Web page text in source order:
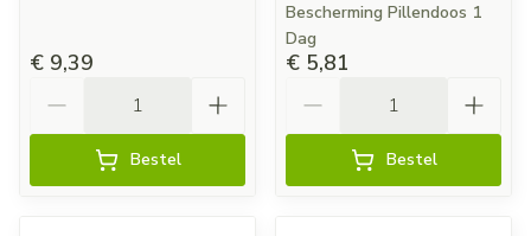
€ 9,39
Bestel
Bescherming Pillendoos 1
Dag
€ 5,81
Bestel